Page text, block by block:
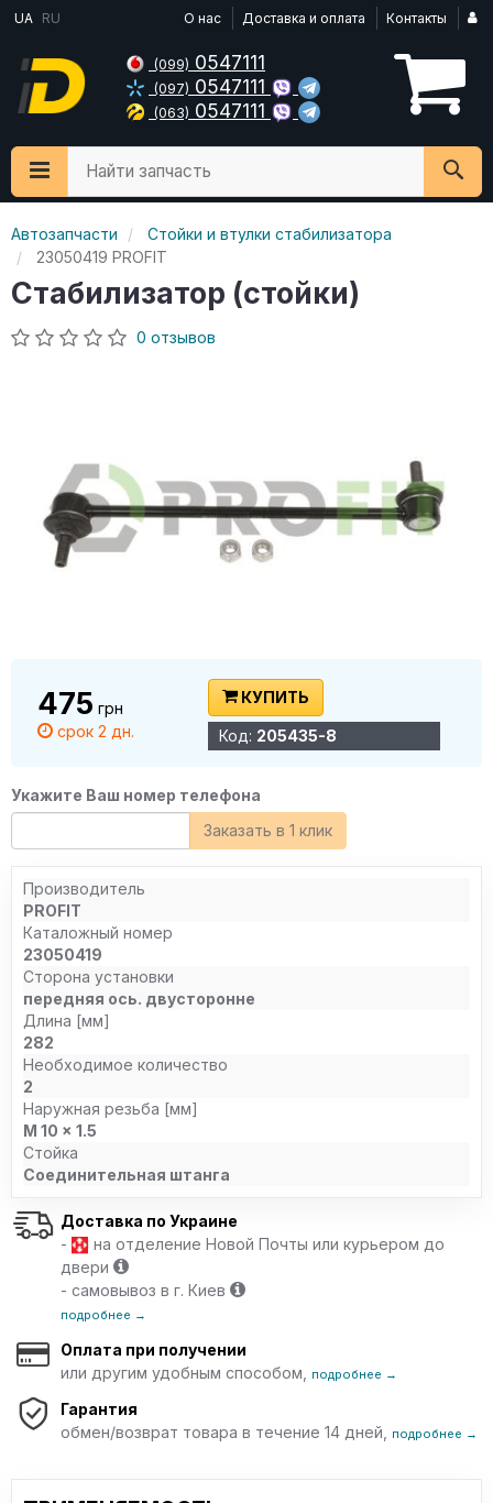
UA RU О нас Доставка и оплата Контакты
(099) 0547111
(097) 0547111
(063) 0547111
Найти запчасть
Автозапчасти
Стойки и втулки стабилизатора
23050419 PROFIT
Стабилизатор (стойки)
0 отзывов
475 грн
срок 2 дн.
КУПИТЬ
Код: 205435-8
Укажите Ваш номер телефона
Заказать в 1 клик
Производитель
PROFIT
Каталожный номер
23050419
Сторона установки
передняя ось. двусторонне
Длина [мм]
282
Необходимое количество
2
Наружная резьба [мм]
M 10 x 1.5
Стойка
Соединительная штанга
Доставка по Украине
-
на отделение Новой Почты или курьером до
двери
- самовывоз в г. Киев
подробнее →
Оплата при получении
или другим удобным способом,
подробнее →
Гарантия
обмен/возврат товара в течение 14 дней,
подробнее →